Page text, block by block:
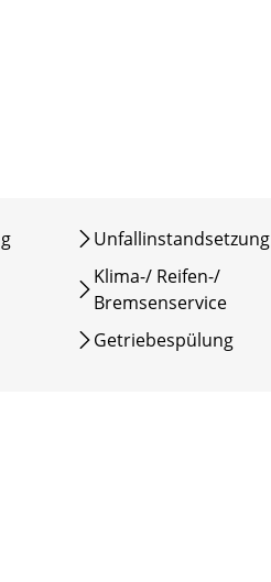
Unfallinstandsetzung
Klima-/ Reifen-/
Bremsenservice
Getriebespülung